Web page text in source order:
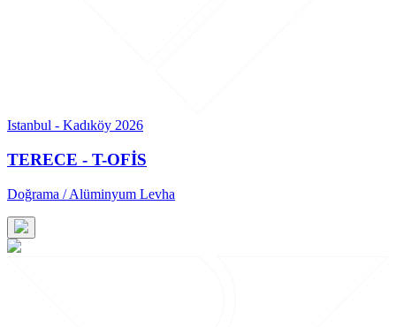
Istanbul - Kadıköy 2026
TERECE - T-OFİS
Doğrama / Alüminyum Levha